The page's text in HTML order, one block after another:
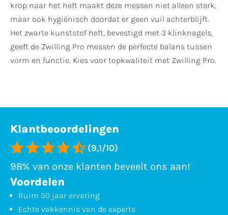
krop naar het heft maakt deze messen niet alleen sterk,
maar ook hygiënisch doordat er geen vuil achterblijft.
Het zwarte kunststof heft, bevestigd met 3 klinknagels,
geeft de Zwilling Pro messen de perfecte balans tussen
vorm en functie. Kies voor topkwaliteit met Zwilling Pro.
Klantbeoordelingen
(9,1/10)
98% van onze klanten beveelt ons aan!
Voordelen
Ruim 50 jaar ervaring
Echte vakkennis van de experts